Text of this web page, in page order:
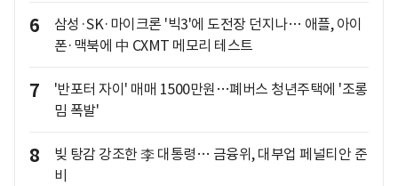
6
삼성·SK·마이크론 '빅3'에 도전장 던지나… 애플, 아이
폰·맥북에 中 CXMT 메모리 테스트
7
'반포터 자이' 매매 1500만원…폐버스 청년주택에 '조롱
밈 폭발'
8
빚 탕감 강조한 李 대통령… 금융위, 대부업 페널티안 준
비